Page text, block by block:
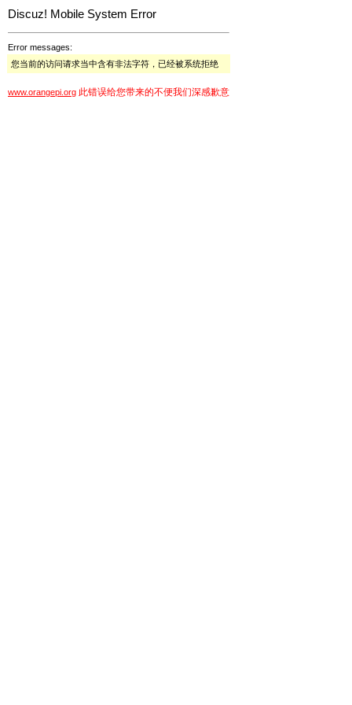
Discuz! Mobile System Error
Error messages:
您当前的访问请求当中含有非法字符，已经被系统拒绝
www.orangepi.org 此错误给您带来的不便我们深感歉意